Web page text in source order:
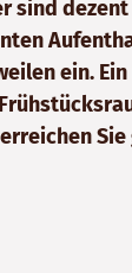
sind
ein.